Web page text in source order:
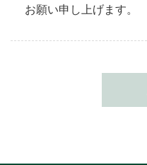
お願い申し上げます。